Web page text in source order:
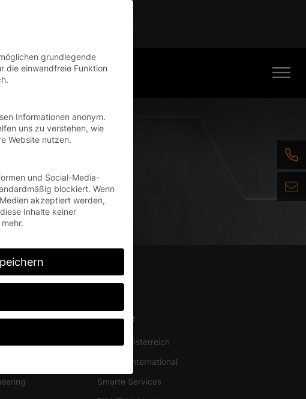
Service
Service Österreich
Service International
Smarte Services
grundlegende
die einwandfreie Funktion
Informationen anonym.
uns zu verstehen, wie
Website nutzen.
und Social-Media-
blockiert. Wenn
akzeptiert werden,
Inhalte keiner